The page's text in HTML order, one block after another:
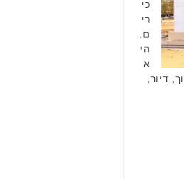
כי
רי
ם.
הי
א
דיור,